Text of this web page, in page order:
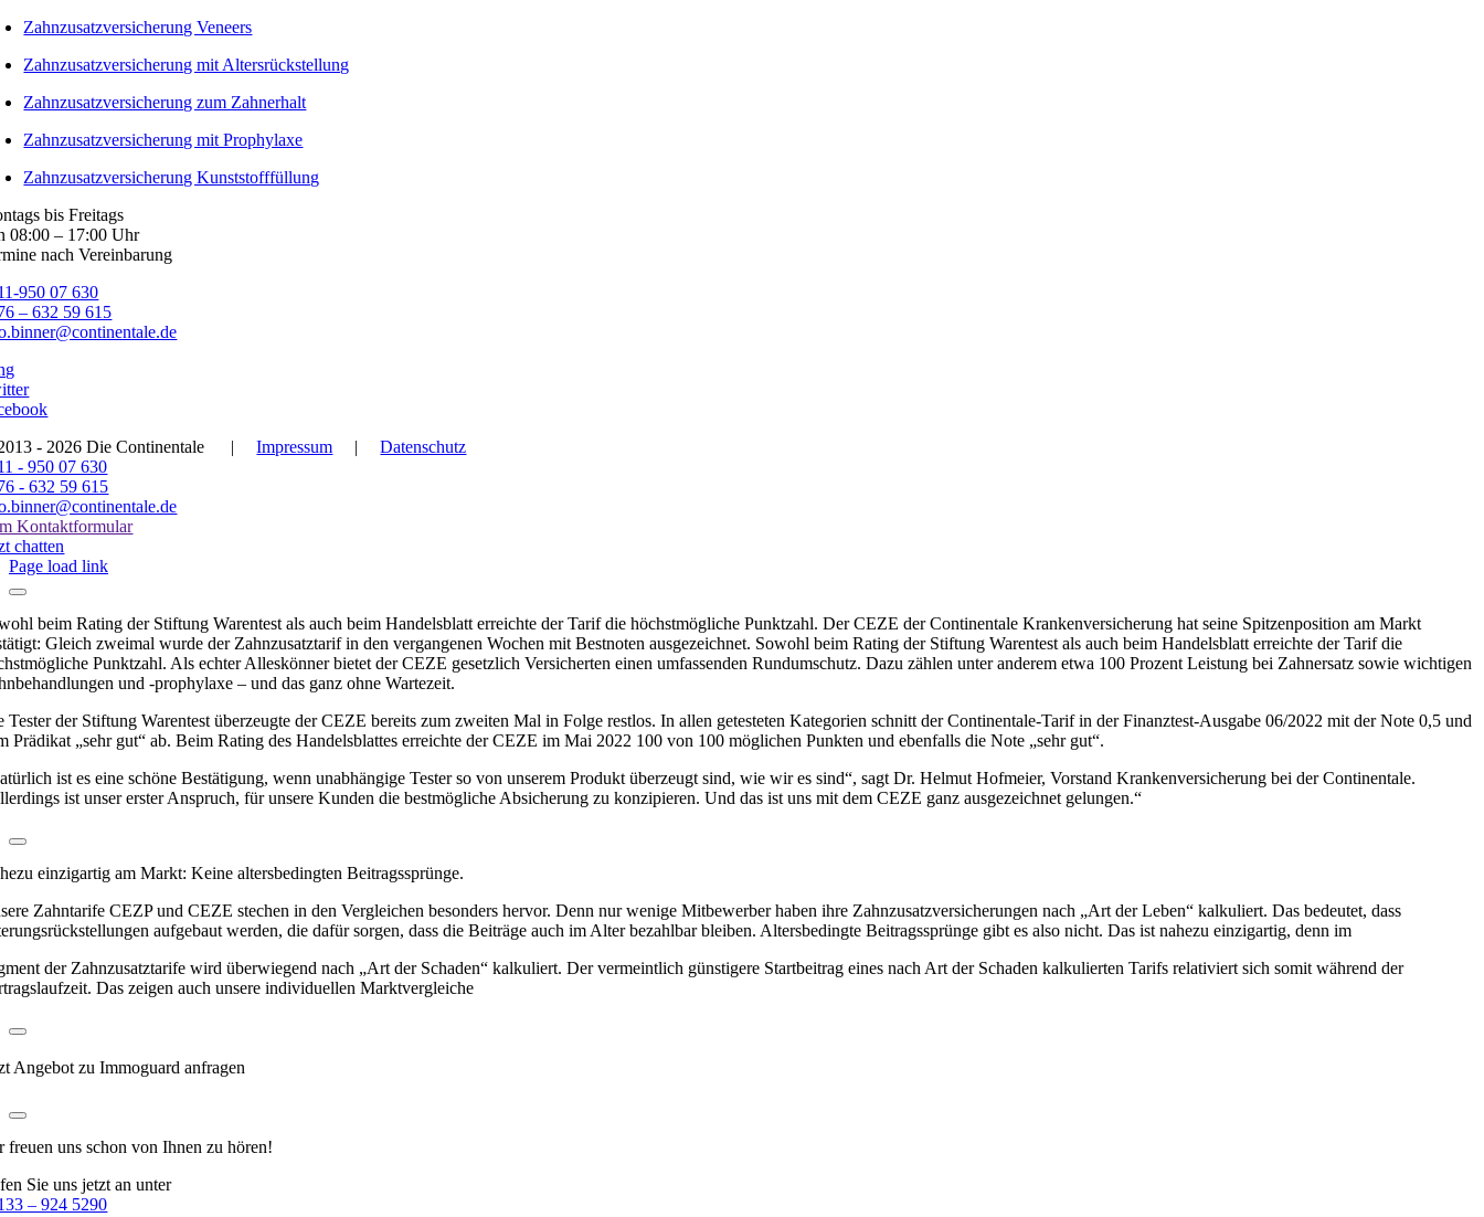
Zahnzusatzversicherung Veneers
Zahnzusatzversicherung mit Altersrückstellung
Zahnzusatzversicherung zum Zahnerhalt
Zahnzusatzversicherung mit Prophylaxe
Zahnzusatzversicherung Kunststofffüllung
bis Freitags
08:00 – 17:00 Uhr
nach Vereinbarung
950 07 630
– 632 59 615
- 2026 Die Continentale
| Impressum |
Datenschutz
- 950 07 630
- 632 59 615
Kontaktformular
chatten
Page load link
beim Rating der Stiftung Warentest als auch beim Handelsblatt erreichte der Tarif die höchstmögliche Punktzahl. Der CEZE der Continentale Krankenversicherung hat seine Spitzenposition am Markt
Gleich zweimal wurde der Zahnzusatztarif in den vergangenen Wochen mit Bestnoten ausgezeichnet. Sowohl beim Rating der Stiftung Warentest als auch beim Handelsblatt erreichte der Tarif die
Punktzahl. Als echter Alleskönner bietet der CEZE gesetzlich Versicherten einen umfassenden Rundumschutz. Dazu zählen unter anderem etwa 100 Prozent Leistung bei Zahnersatz sowie wichtigen
und -prophylaxe – und das ganz ohne Wartezeit.
Tester der Stiftung Warentest überzeugte der CEZE bereits zum zweiten Mal in Folge restlos. In allen getesteten Kategorien schnitt der Continentale-Tarif in der Finanztest-Ausgabe 06/2022 mit der Note 0,5 und
Prädikat „sehr gut“ ab. Beim Rating des Handelsblattes erreichte der CEZE im Mai 2022 100 von 100 möglichen Punkten und ebenfalls die Note „sehr gut“.
ist es eine schöne Bestätigung, wenn unabhängige Tester so von unserem Produkt überzeugt sind, wie wir es sind“, sagt Dr. Helmut Hofmeier, Vorstand Krankenversicherung bei der Continentale.
ist unser erster Anspruch, für unsere Kunden die bestmögliche Absicherung zu konzipieren. Und das ist uns mit dem CEZE ganz ausgezeichnet gelungen.“
einzigartig am Markt: Keine altersbedingten Beitragssprünge.
Zahntarife CEZP und CEZE stechen in den Vergleichen besonders hervor. Denn nur wenige Mitbewerber haben ihre Zahnzusatzversicherungen nach „Art der Leben“ kalkuliert. Das bedeutet, dass
aufgebaut werden, die dafür sorgen, dass die Beiträge auch im Alter bezahlbar bleiben. Altersbedingte Beitragssprünge gibt es also nicht. Das ist nahezu einzigartig, denn im
der Zahnzusatztarife wird überwiegend nach „Art der Schaden“ kalkuliert. Der vermeintlich günstigere Startbeitrag eines nach Art der Schaden kalkulierten Tarifs relativiert sich somit während der
Das zeigen auch unsere individuellen Marktvergleiche
Angebot zu Immoguard anfragen
freuen uns schonvon Ihnen zu hören!
Sie uns jetzt an unter
– 924 5290